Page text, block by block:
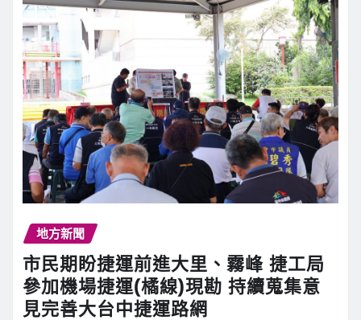
地方新聞
市民期盼捷運前進大里、霧峰 捷工局
參加機場捷運(橘線)現勘 持續蒐集意
見完善大台中捷運路網